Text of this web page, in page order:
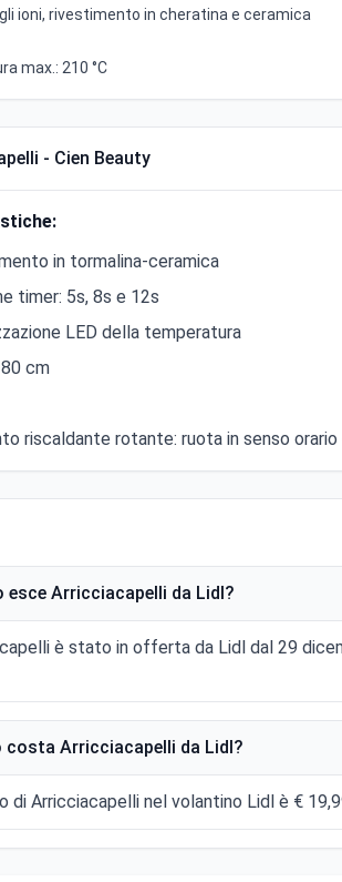
ioni, rivestimento in cheratina e ceramica
max.: 210 °C
- Cien Beauty
in tormalina-ceramica
timer: 5s, 8s e 12s
LED della temperatura
cm
riscaldante rotante: ruota in senso orario
esce Arricciacapelli da Lidl?
è stato in offerta da Lidl dal 29
costa Arricciacapelli da Lidl?
di Arricciacapelli nel volantino Lidl è €